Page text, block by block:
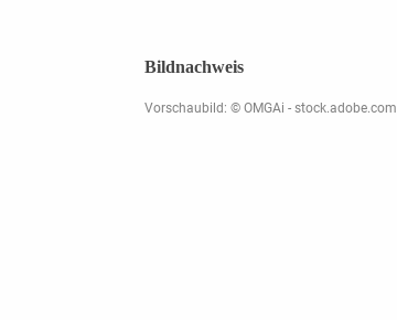
Bildnachweis
Vorschaubild: © OMGAi - stock.adobe.com